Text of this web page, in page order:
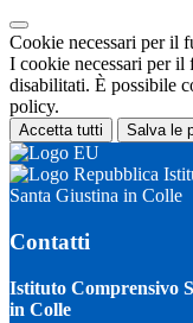
Cookie necessari per il
I cookie necessari per il
disabilitati. È possibile
policy.
Accetta tutti Salva le
Santa Giustina in Colle
Contatti
Istituto Comprensivo
in Colle